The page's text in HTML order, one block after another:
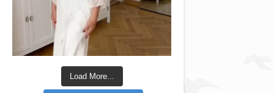
Load More...